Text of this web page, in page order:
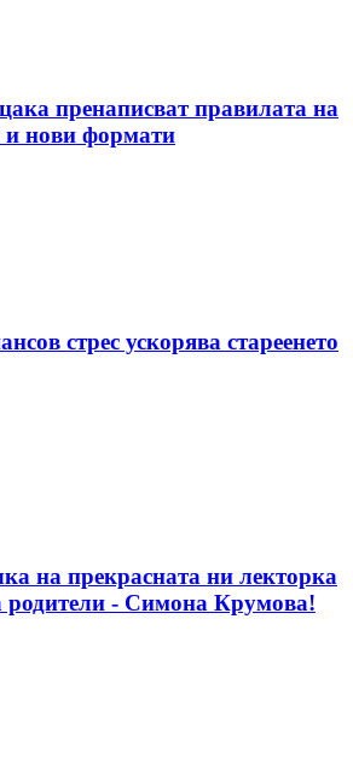
пренаписват правилата на
и нови формати
стрес ускорява стареенето
на прекрасната ни лекторка
родители - Симона Крумова!